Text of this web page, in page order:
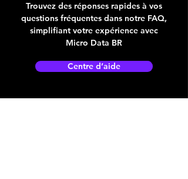
Trouvez des réponses rapides à vos
questions fréquentes dans notre FAQ,
simplifiant votre expérience avec
Micro Data BR
Centre d’aide